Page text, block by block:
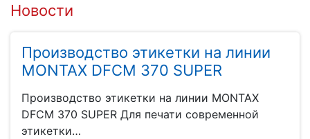
Новости
Производство этикетки на линии
MONTAX DFCM 370 SUPER
Производство этикетки на линии MONTAX
DFCM 370 SUPER Для печати современной
этикетки…